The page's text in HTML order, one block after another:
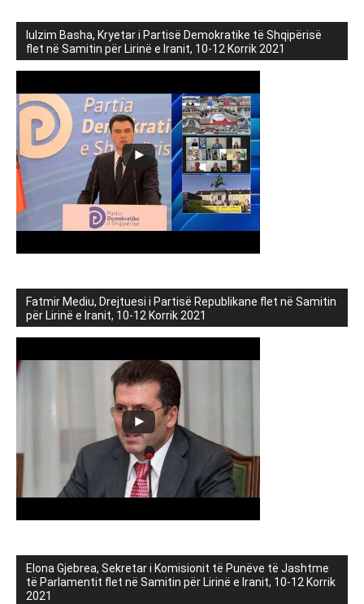
lulzim Basha, Kryetar i Partisë Demokratike të Shqipërisë
flet në Samitin për Lirinë e Iranit, 10-12 Korrik 2021
Fatmir Mediu, Drejtuesi i Partisë Republikane flet në Samitin
për Lirinë e Iranit, 10-12 Korrik 2021
Elona Gjebrea, Sekretar i Komisionit të Punëve të Jashtme
të Parlamentit flet në Samitin për Lirinë e Iranit, 10-12 Korrik
2021